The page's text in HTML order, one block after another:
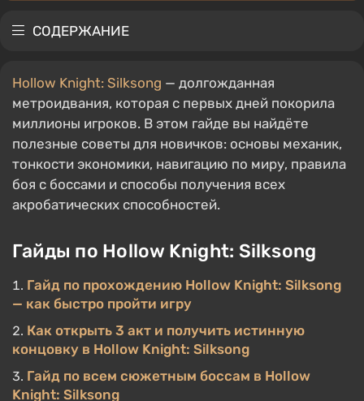
СОДЕРЖАНИЕ
Hollow Knight: Silksong — долгожданная
метроидвания, которая с первых дней покорила
миллионы игроков. В этом гайде вы найдёте
полезные советы для новичков: основы механик,
тонкости экономики, навигацию по миру, правила
боя с боссами и способы получения всех
акробатических способностей.
Гайды по Hollow Knight: Silksong
Гайд по прохождению Hollow Knight: Silksong
— как быстро пройти игру
Как открыть 3 акт и получить истинную
концовку в Hollow Knight: Silksong
Гайд по всем сюжетным боссам в Hollow
Knight: Silksong